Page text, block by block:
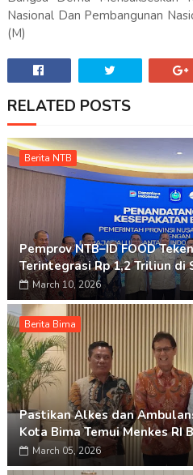
Nasional Dan Pembangunan
(M)
RELATED POSTS
Berita NTB
Pemprov NTB–ID FOOD
Terintegrasi Rp 1,2 Triliun di
March 10, 2026
Berita Bima
Pastikan Alkes dan
Kota Bima Temui Menkes RI
March 05, 2026